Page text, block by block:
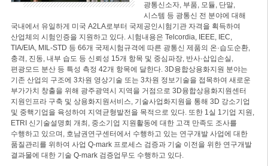
광통신소자, 부품, 모듈, 단말,
시스템 등 광통신 전 분야에 대해
국내에서 유일하게 미국 A2LA로부터 국제공인시험기관 자격을 획득하여
산업체의 시험인증을 지원하고 있다. 시험내용은 Telcordia, IEEE, IEC,
TIA/EIA, MIL-STD 등 66개 국제시험규격에 따른 광통신 제품의 온·습도순환,
충격, 진동, 내부 습도 등 신뢰성 15개 항목 및 중심파장, 반사·삽입손실,
편광모드 분산 등 특성 측정 42개 항목에 달한다. 3D융합상용화지원 분야는
기존 산업의 구조에 3차원 영상기술 또는 3차원 정보기술을 접목하여 새로운
부가가치 창출을 위해 광주광역시 지역을 거점으로 3D융합상용화지원센터
지원인프라 구축 및 상용화지원서비스, 기술사업화지원을 통해 3D 강소기업
및 중핵기업을 육성하여 지역균형발전을 목적으로 있다. 또한 1실 1기업 지원,
ETRI 신기술설명회 개최, 중소기업 지원활동에 대한 고객 만족도 조사를
수행하고 있으며, 호남권연구센터에서 수행하고 있는 연구개발 사업에 대한
품질관리를 위하여 사업 Q-mark 프로세스 검증과 기술 이전을 위한 연구개발
결과물에 대한 기술 Q-mark 검증업무도 수행하고 있다.